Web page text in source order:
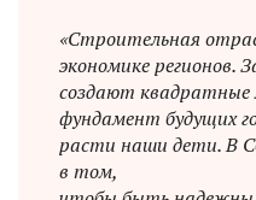
«Строительная
экономике регионов.
создают
фундамент будущих
расти наши дети. В
в том,